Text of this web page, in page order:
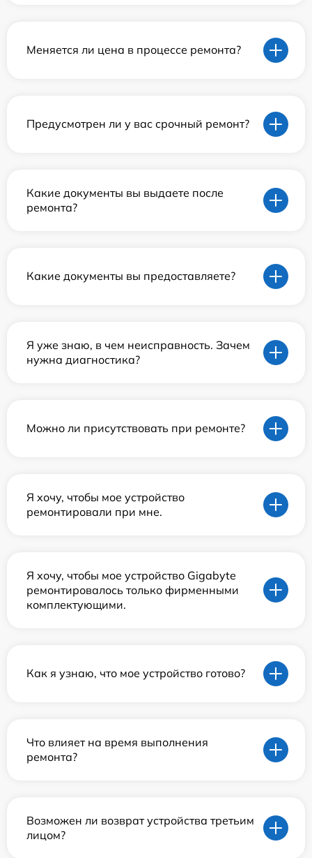
Меняется ли цена в процессе ремонта?
Предусмотрен ли у вас срочный ремонт?
Какие документы вы выдаете после
ремонта?
Какие документы вы предоставляете?
Я уже знаю, в чем неисправность. Зачем
нужна диагностика?
Можно ли присутствовать при ремонте?
Я хочу, чтобы мое устройство
ремонтировали при мне.
Я хочу, чтобы мое устройство Gigabyte
ремонтировалось только фирменными
комплектующими.
Как я узнаю, что мое устройство готово?
Что влияет на время выполнения
ремонта?
Возможен ли возврат устройства третьим
лицом?